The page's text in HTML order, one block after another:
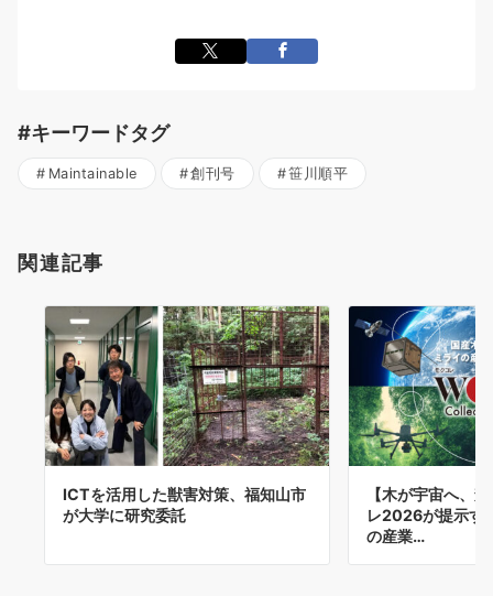
#キーワードタグ
Maintainable 創刊号 笹川順平
関連記事
ICTを活用した獣害対策、福知山市
が大学に研究委託
【木が宇宙へ、
レ2026が提示す
の産業…